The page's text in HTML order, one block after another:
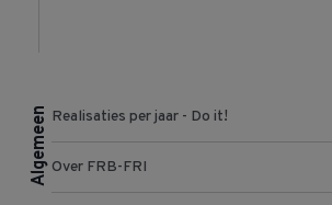
Algemeen Realisaties per jaar - Do it!
Over FRB-FRI